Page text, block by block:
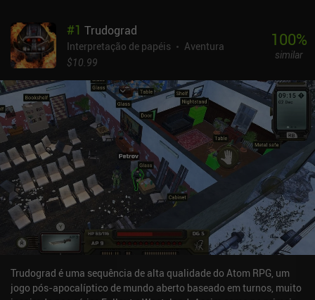
#1 Trudograd
Interpretação de papéis
Aventura
$10.99
100%
similar
Trudograd é uma sequência de alta qualidade do Atom RPG, um
jogo pós-apocalíptico de mundo aberto baseado em turnos, muito